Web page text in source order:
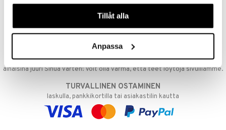
våra cookies vid fortsatt användande av vår webbplats.
Tillåt alla
Anpassa
NOPEAT TOIMITUKSET
päivänä
EDULLISET HINNAT
Ostamalla suuria eriä tuotteita varastoomme voimme pitää hinnat
alhaisina juuri Sinua varten! Voit olla varma, että teet löytöjä sivuillamme.
TURVALLINEN OSTAMINEN
laskulla, pankkikortilla tai asiakastilin kautta